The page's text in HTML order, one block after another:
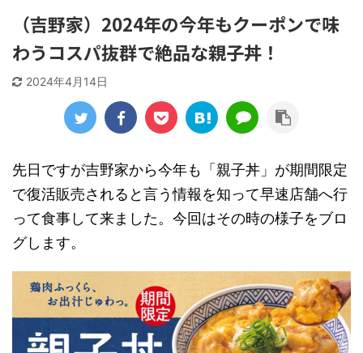
（吉野家）2024年の今年もクーポンで味
わうコスパ抜群で絶品な親子丼！
2024年4月14日
先日ですが吉野家から今年も「親子丼」が期間限定
で復活販売されると言う情報を知って早速店舗へ行
って食事して来ました。今回はその時の様子をブロ
グします。